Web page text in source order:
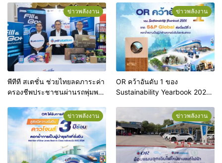
แห่งแรกของโลก ยกระดับสู่จุด
หมายปลายทางแห่งใหม่ใจกลาง
ข่าวพลังงาน
พีทีที สเตชั่น ช่วยไทยลดภาระค่า
ครองชีพประชาชนผ่านรถพุ่มพวง
ข่าวพลังงาน
OR คว้าอันดับ 1 ของ
Sustainability Yearbook 2026
ตอกย้ำความเป็นผู้นำด้านความ
ยั่งยืนในระดับสากล
ข่าวพลังงาน ข่าวพลังงาน